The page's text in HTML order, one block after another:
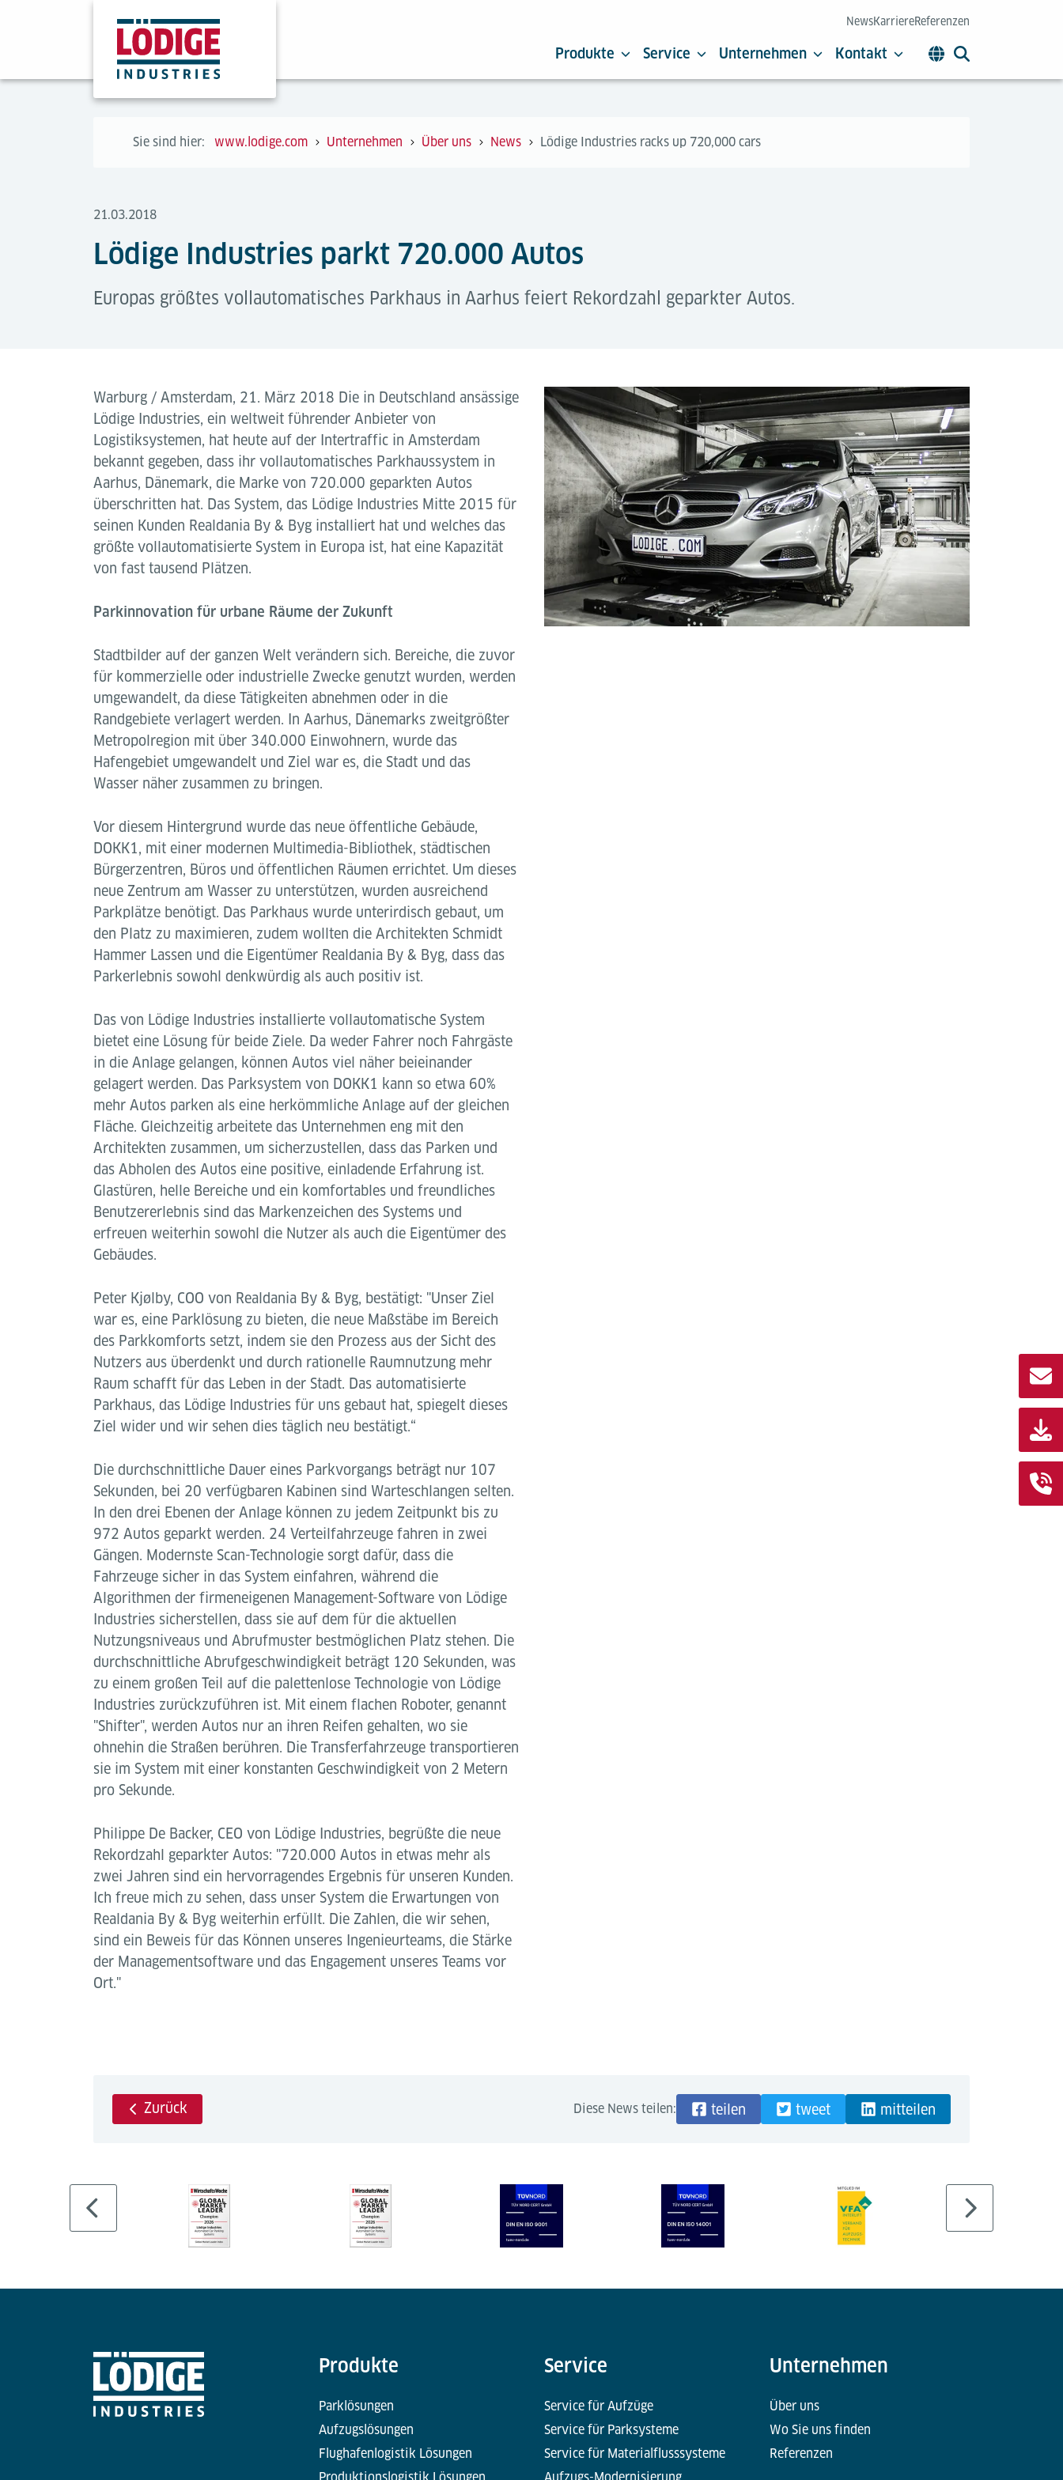
NewsKarriereReferenzen
Produkte Service Unternehmen Kontakt
Sie sind hier: www.lodige.com Unternehmen Über uns News Lödige Industries racks up 720,000 cars
21.03.2018
Lödige Industries parkt 720.000 Autos
Europas größtes vollautomatisches Parkhaus in Aarhus feiert Rekordzahl geparkter Autos.
Warburg / Amsterdam, 21. März 2018 Die in Deutschland ansässige
Lödige Industries, ein weltweit führender Anbieter von
Logistiksystemen, hat heute auf der Intertraffic in Amsterdam
bekannt gegeben, dass ihr vollautomatisches Parkhaussystem in
Aarhus, Dänemark, die Marke von 720.000 geparkten Autos
überschritten hat. Das System, das Lödige Industries Mitte 2015 für
seinen Kunden Realdania By & Byg installiert hat und welches das
größte vollautomatisierte System in Europa ist, hat eine Kapazität
von fast tausend Plätzen.
Parkinnovation für urbane Räume der Zukunft
Stadtbilder auf der ganzen Welt verändern sich. Bereiche, die zuvor
für kommerzielle oder industrielle Zwecke genutzt wurden, werden
umgewandelt, da diese Tätigkeiten abnehmen oder in die
Randgebiete verlagert werden. In Aarhus, Dänemarks zweitgrößter
Metropolregion mit über 340.000 Einwohnern, wurde das
Hafengebiet umgewandelt und Ziel war es, die Stadt und das
Wasser näher zusammen zu bringen.
Vor diesem Hintergrund wurde das neue öffentliche Gebäude,
DOKK1, mit einer modernen Multimedia-Bibliothek, städtischen
Bürgerzentren, Büros und öffentlichen Räumen errichtet. Um dieses
neue Zentrum am Wasser zu unterstützen, wurden ausreichend
Parkplätze benötigt. Das Parkhaus wurde unterirdisch gebaut, um
den Platz zu maximieren, zudem wollten die Architekten Schmidt
Hammer Lassen und die Eigentümer Realdania By & Byg, dass das
Parkerlebnis sowohl denkwürdig als auch positiv ist.
Das von Lödige Industries installierte vollautomatische System
bietet eine Lösung für beide Ziele. Da weder Fahrer noch Fahrgäste
in die Anlage gelangen, können Autos viel näher beieinander
gelagert werden. Das Parksystem von DOKK1 kann so etwa 60%
mehr Autos parken als eine herkömmliche Anlage auf der gleichen
Fläche. Gleichzeitig arbeitete das Unternehmen eng mit den
Architekten zusammen, um sicherzustellen, dass das Parken und
das Abholen des Autos eine positive, einladende Erfahrung ist.
Glastüren, helle Bereiche und ein komfortables und freundliches
Benutzererlebnis sind das Markenzeichen des Systems und
erfreuen weiterhin sowohl die Nutzer als auch die Eigentümer des
Gebäudes.
Peter Kjølby, COO von Realdania By & Byg, bestätigt: "Unser Ziel
war es, eine Parklösung zu bieten, die neue Maßstäbe im Bereich
des Parkkomforts setzt, indem sie den Prozess aus der Sicht des
Nutzers aus überdenkt und durch rationelle Raumnutzung mehr
Raum schafft für das Leben in der Stadt. Das automatisierte
Parkhaus, das Lödige Industries für uns gebaut hat, spiegelt dieses
Ziel wider und wir sehen dies täglich neu bestätigt.“
Die durchschnittliche Dauer eines Parkvorgangs beträgt nur 107
Sekunden, bei 20 verfügbaren Kabinen sind Warteschlangen selten.
In den drei Ebenen der Anlage können zu jedem Zeitpunkt bis zu
972 Autos geparkt werden. 24 Verteilfahrzeuge fahren in zwei
Gängen. Modernste Scan-Technologie sorgt dafür, dass die
Fahrzeuge sicher in das System einfahren, während die
Algorithmen der firmeneigenen Management-Software von Lödige
Industries sicherstellen, dass sie auf dem für die aktuellen
Nutzungsniveaus und Abrufmuster bestmöglichen Platz stehen. Die
durchschnittliche Abrufgeschwindigkeit beträgt 120 Sekunden, was
zu einem großen Teil auf die palettenlose Technologie von Lödige
Industries zurückzuführen ist. Mit einem flachen Roboter, genannt
"Shifter", werden Autos nur an ihren Reifen gehalten, wo sie
ohnehin die Straßen berühren. Die Transferfahrzeuge transportieren
sie im System mit einer konstanten Geschwindigkeit von 2 Metern
pro Sekunde.
Philippe De Backer, CEO von Lödige Industries, begrüßte die neue
Rekordzahl geparkter Autos: "720.000 Autos in etwas mehr als
zwei Jahren sind ein hervorragendes Ergebnis für unseren Kunden.
Ich freue mich zu sehen, dass unser System die Erwartungen von
Realdania By & Byg weiterhin erfüllt. Die Zahlen, die wir sehen,
sind ein Beweis für das Können unseres Ingenieurteams, die Stärke
der Managementsoftware und das Engagement unseres Teams vor
Ort."
Zurück Diese News teilen: teilen tweet mitteilen
Produkte
Parklösungen
Aufzugslösungen
Flughafenlogistik Lösungen
Service
Service für Aufzüge
Service für Parksysteme
Service für Materialflusssysteme
Unternehmen
Über uns
Wo Sie uns finden
Referenzen